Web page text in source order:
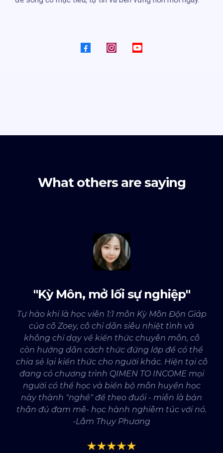
What others are saying
"Kỳ Môn, mở lối sự nghiệp"
Tự hào khi là học viên 1:1 môn Kỳ Môn Độn Giáp
của cô Zoey, cô chỉ dẫn siêu nhiệt tình và
không chỉ dạy về kiến thức chuyên môn, cô
còn hướng dẫn cách thức đứng lớp để có thể
chia sẻ lại kiến thức cho người khác. Hiện tại cô
đang có chương trình QIMEN TO INCOME mọi
người có thể học và biến bộ môn huyền học
này thành "nghề" để theo đuổi - miễn là bản
thân đủ đam mê- học hành nghiêm túc với nó.
-Lâm Thụy Phương